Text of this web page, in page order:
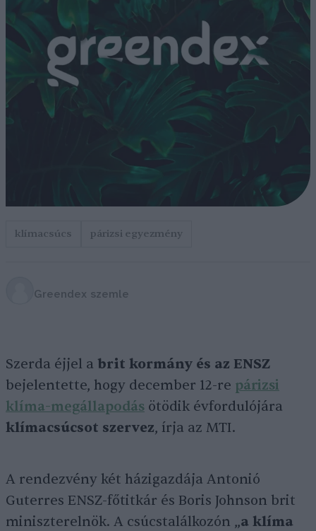
klímacsúcs párizsi egyezmény
Greendex szemle
Szerda éjjel a brit kormány és az ENSZ
bejelentette, hogy december 12-re párizsi
klíma-megállapodás ötödik évfordulójára
klímacsúcsot szervez, írja az MTI.
A rendezvény két házigazdája Antonió
Guterres ENSZ-főtitkár és Boris Johnson brit
miniszterelnök. A csúcstalálkozón „a klíma